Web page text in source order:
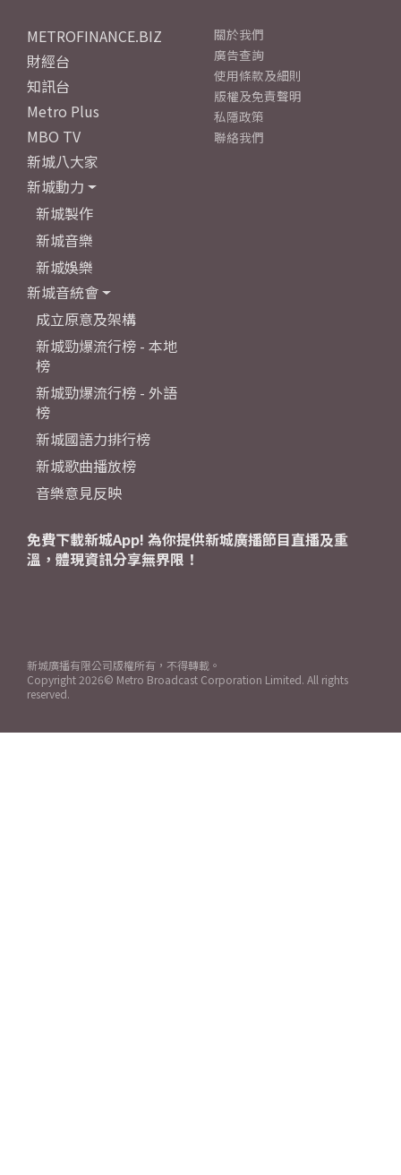
METROFINANCE.BIZ
財經台
知訊台
Metro Plus
MBO TV
新城八大家
新城動力
新城製作
新城音樂
新城娛樂
新城音統會
成立原意及架構
新城勁爆流行榜 - 本地
榜
新城勁爆流行榜 - 外語
榜
新城國語力排行榜
新城歌曲播放榜
音樂意見反映
關於我們
廣告查詢
使用條款及細則
版權及免責聲明
私隱政策
聯絡我們
免費下載新城App! 為你提供新城廣播節目直播及重
溫，體現資訊分享無界限！
新城廣播有限公司版權所有，不得轉載。
Copyright 2026© Metro Broadcast Corporation Limited. All rights
reserved.